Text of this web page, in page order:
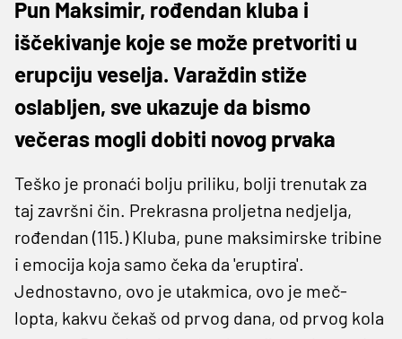
Pun Maksimir, rođendan kluba i
iščekivanje koje se može pretvoriti u
erupciju veselja. Varaždin stiže
oslabljen, sve ukazuje da bismo
večeras mogli dobiti novog prvaka
Teško je pronaći bolju priliku, bolji trenutak za
taj završni čin. Prekrasna proljetna nedjelja,
rođendan (115.) Kluba, pune maksimirske tribine
i emocija koja samo čeka da 'eruptira'.
Jednostavno, ovo je utakmica, ovo je meč-
lopta, kakvu čekaš od prvog dana, od prvog kola